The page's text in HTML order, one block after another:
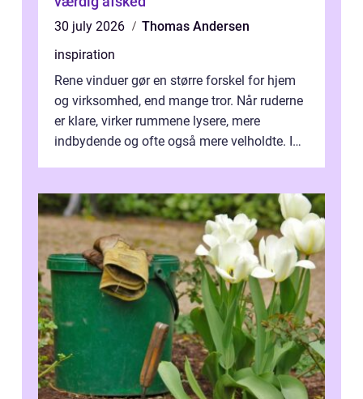
30 july 2026
Thomas Andersen
inspiration
Rene vinduer gør en større forskel for hjem
og virksomhed, end mange tror. Når ruderne
er klare, virker rummene lysere, mere
indbydende og ofte også mere velholdte. I